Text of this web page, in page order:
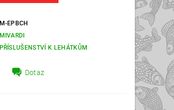
M-EPBCH
MIVARDI
PŘÍSLUŠENSTVÍ K LEHÁTKŮM
Dotaz